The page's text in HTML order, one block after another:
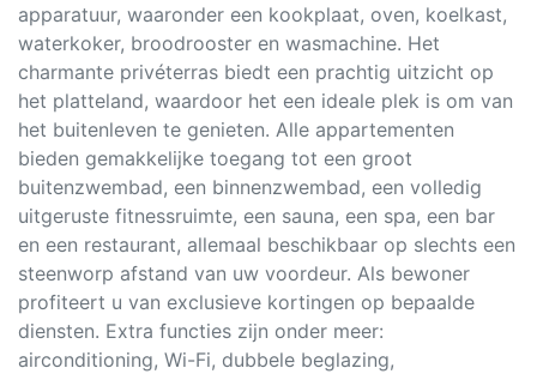
apparatuur, waaronder een kookplaat, oven, koelkast,
waterkoker, broodrooster en wasmachine. Het
charmante privéterras biedt een prachtig uitzicht op
het platteland, waardoor het een ideale plek is om van
het buitenleven te genieten. Alle appartementen
bieden gemakkelijke toegang tot een groot
buitenzwembad, een binnenzwembad, een volledig
uitgeruste fitnessruimte, een sauna, een spa, een bar
en een restaurant, allemaal beschikbaar op slechts een
steenworp afstand van uw voordeur. Als bewoner
profiteert u van exclusieve kortingen op bepaalde
diensten. Extra functies zijn onder meer:
airconditioning, Wi-Fi, dubbele beglazing,